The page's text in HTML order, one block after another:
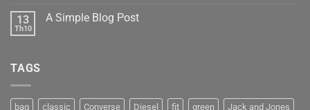
13
Th10
A Simple Blog Post
TAGS
bag classic Converse Diesel fit green Jack and Jones